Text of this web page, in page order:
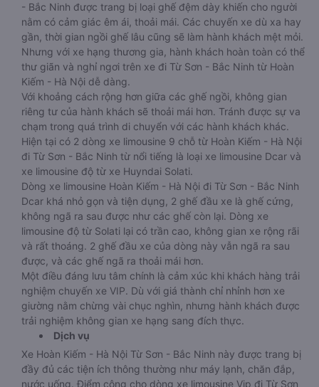
- Bắc Ninh được trang bị loại ghế đệm dày khiến cho người
nằm có cảm giác êm ái, thoải mái. Các chuyến xe dù xa hay
gần, thời gian ngồi ghế lâu cũng sẽ làm hành khách mệt mỏi.
Nhưng với xe hạng thương gia, hành khách hoàn toàn có thể
thư giãn và nghỉ ngơi trên xe đi Từ Sơn - Bắc Ninh từ Hoàn
Kiếm - Hà Nội dễ dàng.
Với khoảng cách rộng hơn giữa các ghế ngồi, không gian
riêng tư của hành khách sẽ thoải mái hơn. Tránh được sự va
chạm trong quá trình di chuyển với các hành khách khác.
Hiện tại có 2 dòng xe limousine 9 chỗ từ Hoàn Kiếm - Hà Nội
đi Từ Sơn - Bắc Ninh từ nổi tiếng là loại xe limousine Dcar và
xe limousine độ từ xe Huyndai Solati.
Dòng xe limousine Hoàn Kiếm - Hà Nội đi Từ Sơn - Bắc Ninh
Dcar khá nhỏ gọn và tiện dụng, 2 ghế đầu xe là ghế cứng,
không ngã ra sau được như các ghế còn lại. Dòng xe
limousine độ từ Solati lại có trần cao, không gian xe rộng rãi
và rất thoáng. 2 ghế đầu xe của dòng này vẫn ngã ra sau
được, và các ghế ngã ra thoải mái hơn.
Một điều đáng lưu tâm chính là cảm xúc khi khách hàng trải
nghiệm chuyến xe VIP. Dù với giá thành chỉ nhỉnh hơn xe
giường nằm chừng vài chục nghìn, nhưng hành khách được
trải nghiệm không gian xe hạng sang đích thực.
Dịch vụ
Xe Hoàn Kiếm - Hà Nội Từ Sơn - Bắc Ninh này được trang bị
đầy đủ các tiện ích thông thường như máy lạnh, chăn đắp,
nước uống. Điểm cộng cho dòng xe limousine Vip đi Từ Sơn